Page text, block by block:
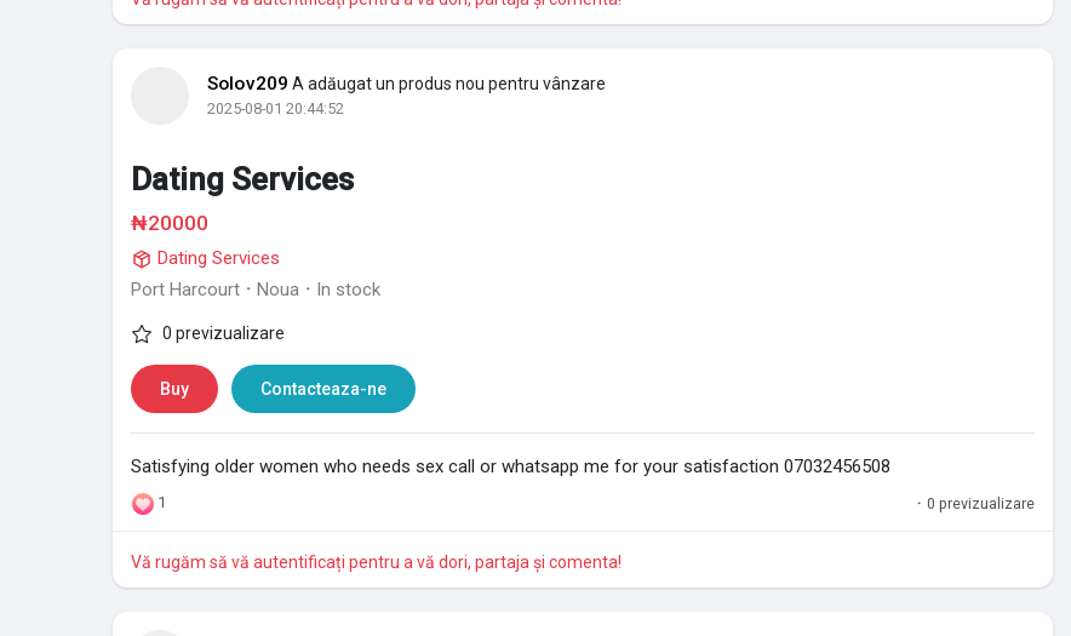
Solov209 A adăugat un produs nou pentru vânzare
2025-08-01 20:44:52
Dating Services
₦20000
Dating Services
Port Harcourt · Noua · In stock
0 previzualizare
Buy Contacteaza-ne
Satisfying older women who needs sex call or whatsapp me for your satisfaction 07032456508
1 · 0 previzualizare
Vă rugăm să vă autentificați pentru a vă dori, partaja și comenta!